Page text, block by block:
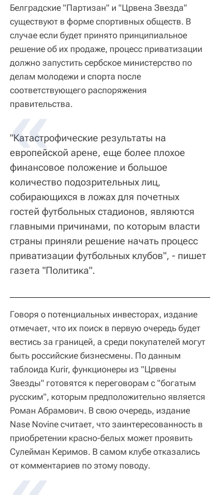
Белградские "Партизан" и "Црвена Звезда"
существуют в форме спортивных обществ. В
случае если будет принято принципиальное
решение об их продаже, процесс приватизации
должно запустить сербское министерство по
делам молодежи и спорта после
соответствующего распоряжения
правительства.
"Катастрофические результаты на
европейской арене, еще более плохое
финансовое положение и большое
количество подозрительных лиц,
собирающихся в ложах для почетных
гостей футбольных стадионов, являются
главными причинами, по которым власти
страны приняли решение начать процесс
приватизации футбольных клубов", - пишет
газета "Политика".
Говоря о потенциальных инвесторах, издание
отмечает, что их поиск в первую очередь будет
вестись за границей, а среди покупателей могут
быть российские бизнесмены. По данным
таблоида Kurir, функционеры из "Црвены
Звезды" готовятся к переговорам с "богатым
русским", которым предположительно является
Роман Абрамович. В свою очередь, издание
Nase Novine считает, что заинтересованность в
приобретении красно-белых может проявить
Сулейман Керимов. В самом клубе отказались
от комментариев по этому поводу.